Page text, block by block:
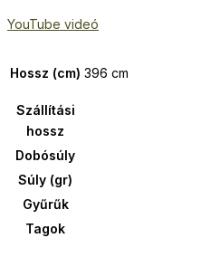
YouTube videó
Hossz (cm) 396 cm
Szállítási
hossz
Dobósúly
Súly (gr)
Gyűrűk
Tagok